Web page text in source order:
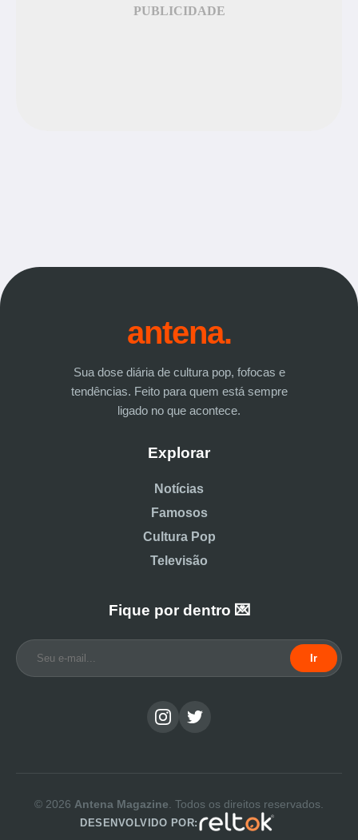
PUBLICIDADE
antena.
Sua dose diária de cultura pop, fofocas e
tendências. Feito para quem está sempre
ligado no que acontece.
Explorar
Notícias
Famosos
Cultura Pop
Televisão
Fique por dentro 💌
Ir
© 2026 Antena Magazine . Todos os direitos reservados.
DESENVOLVIDO POR: